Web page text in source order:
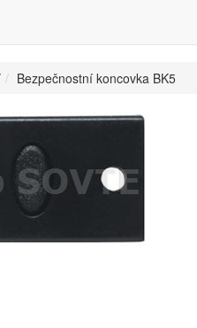
Bezpečnostní koncovka BK5